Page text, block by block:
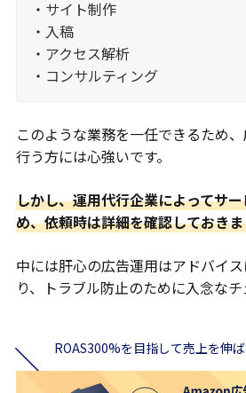
・サイト制作
・入稿
・アクセス解析
・コンサルティング
このような業務を一任できるため
行う方には心強いです。
しかし、運用代行企業によってサ
め、依頼時は詳細を確認しておき
中には肝心の広告運用はアドバイ
り、トラブル防止のために入念なチ
ROAS300%を目指して売上を伸